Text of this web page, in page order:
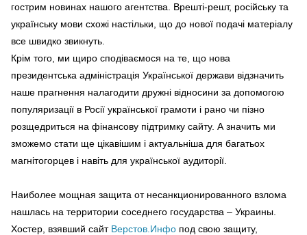
гострим новинах нашого агентства. Врешті-решт, російську та
українську мови схожі настільки, що до нової подачі матеріалу
все швидко звикнуть.
Крім того, ми щиро сподіваємося на те, що нова
президентська адміністрація Української держави відзначить
наше прагнення налагодити дружні відносини за допомогою
популяризації в Росії української грамоти і рано чи пізно
розщедриться на фінансову підтримку сайту. А значить ми
зможемо стати ще цікавішим і актуальніша для багатьох
магнітогорцев і навіть для української аудиторії.
Наиболее мощная защита от несанкционированного взлома
нашлась на территории соседнего государства – Украины.
Хостер, взявший сайт Верстов.Инфо под свою защиту,